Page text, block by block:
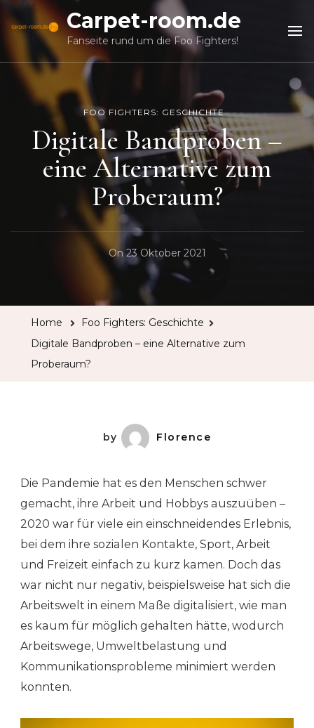
Carpet-room.de
Fanseite rund um die Foo Fighters!
FOO FIGHTERS: GESCHICHTE
Digitale Bandproben –
eine Alternative zum
Proberaum?
On23 Oktober 2021
Home
Foo Fighters: Geschichte
Digitale Bandproben – eine Alternative zum
Proberaum?
by Florence
Die Pandemie hat es den Menschen schwer
gemacht, ihre Arbeit und Hobbys auszuüben –
2020 war für viele ein einschneidendes Erlebnis,
bei dem ihre sozialen Kontakte, Sport, Arbeit
und Freizeit einfach zu kurz kamen. Doch das
war nicht nur negativ, beispielsweise hat sich die
Arbeitswelt in einem Maße digitalisiert, wie man
es kaum für möglich gehalten hätte, wodurch
Arbeitswege, Umweltbelastung und
Kommunikationsprobleme minimiert werden
konnten.